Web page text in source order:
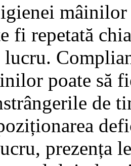
fi repetată
poate să
de
prezența